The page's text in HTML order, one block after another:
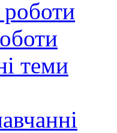
роботи
теми